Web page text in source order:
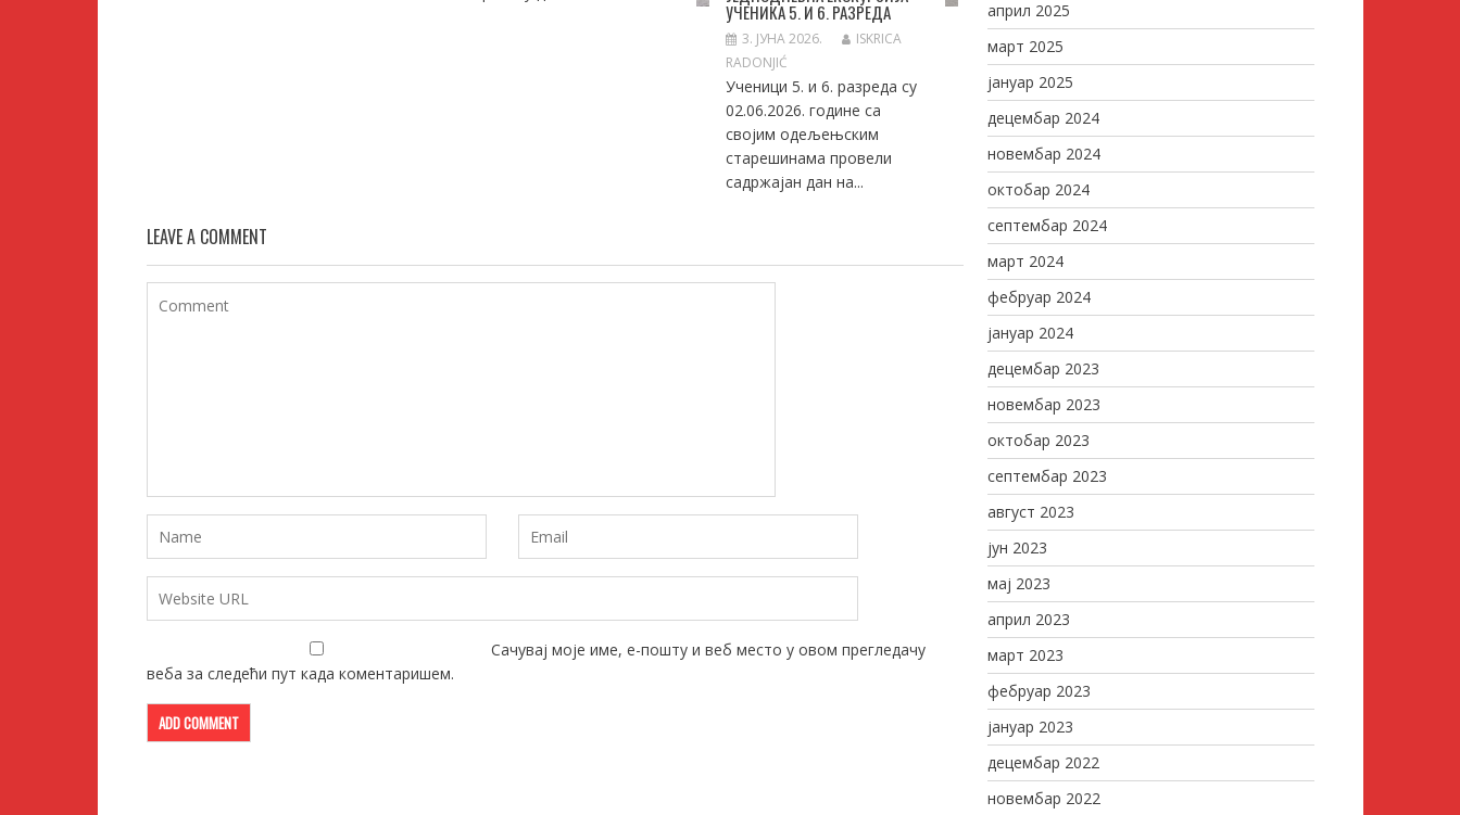
УЧЕНИКА 5. И 6. РАЗРЕДА
3. ЈУНА 2026.
ISKRICA
RADONJIĆ
Ученици 5. и 6. разреда су
02.06.2026. године са
својим одељењским
старешинама провели
садржајан дан на...
LEAVE A COMMENT
Сачувај моје име, е-пошту и веб место у овом прегледачу
веба за следећи пут када коментаришем.
април 2025
март 2025
јануар 2025
децембар 2024
новембар 2024
октобар 2024
септембар 2024
март 2024
фебруар 2024
јануар 2024
децембар 2023
новембар 2023
октобар 2023
септембар 2023
август 2023
јун 2023
мај 2023
април 2023
март 2023
фебруар 2023
јануар 2023
децембар 2022
новембар 2022